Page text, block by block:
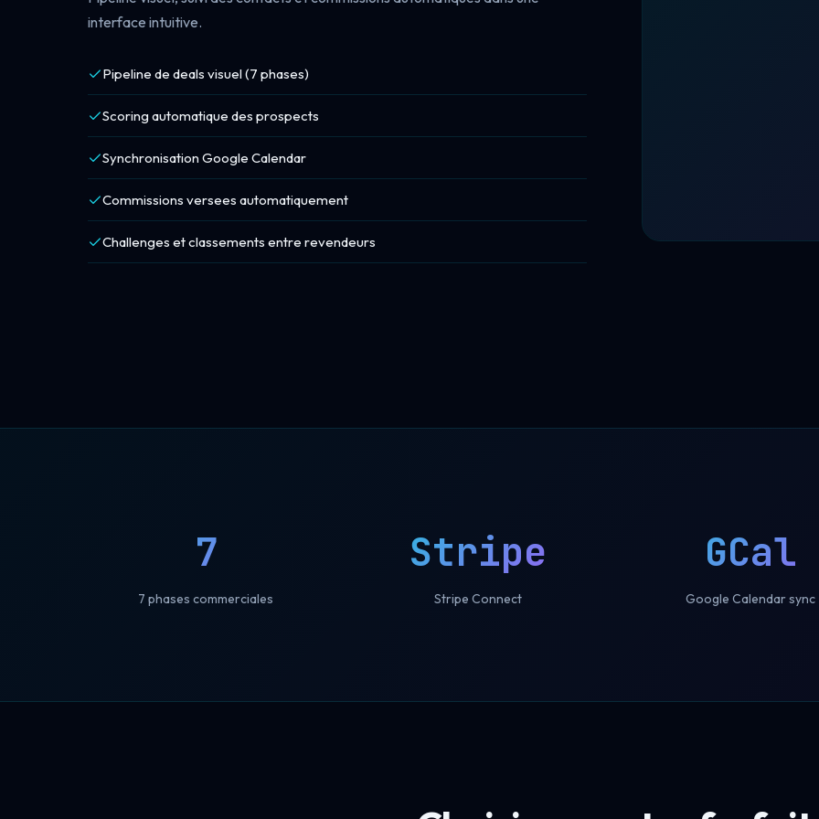
interface intuitive.
Pipeline de deals visuel (7 phases)
Scoring automatique des prospects
Synchronisation Google Calendar
Commissions versees automatiquement
Challenges et classements entre revendeurs
7
7 phases commerciales
Stripe
Stripe Connect
GCal
Google Calendar sync